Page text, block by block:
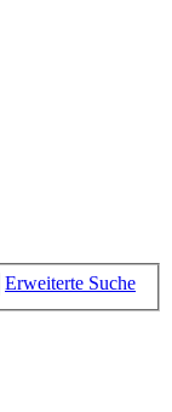
Erweiterte Suche